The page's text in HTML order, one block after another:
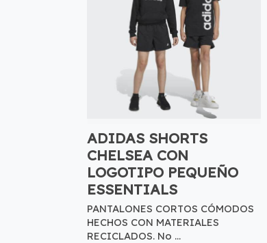
ADIDAS SHORTS
CHELSEA CON
LOGOTIPO PEQUEÑO
ESSENTIALS
PANTALONES CORTOS CÓMODOS
HECHOS CON MATERIALES
RECICLADOS. No ...